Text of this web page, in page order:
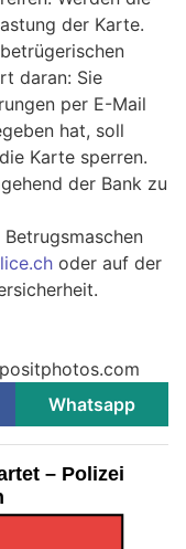
der Karte.
daran: Sie
per E-Mail
hat, soll
Karte sperren.
der Bank zu
oder auf der
Whatsapp
– Polizei